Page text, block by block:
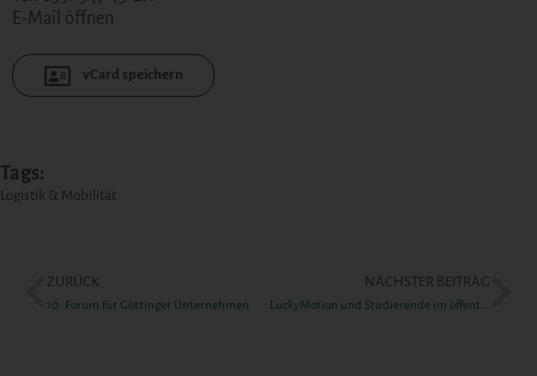
E-Mail öffnen
vCard speichern
Tags:
Logistik & Mobilität
ZURÜCK
10. Forum für Göttinger Unternehmen
NÄCHSTER BEITRAG